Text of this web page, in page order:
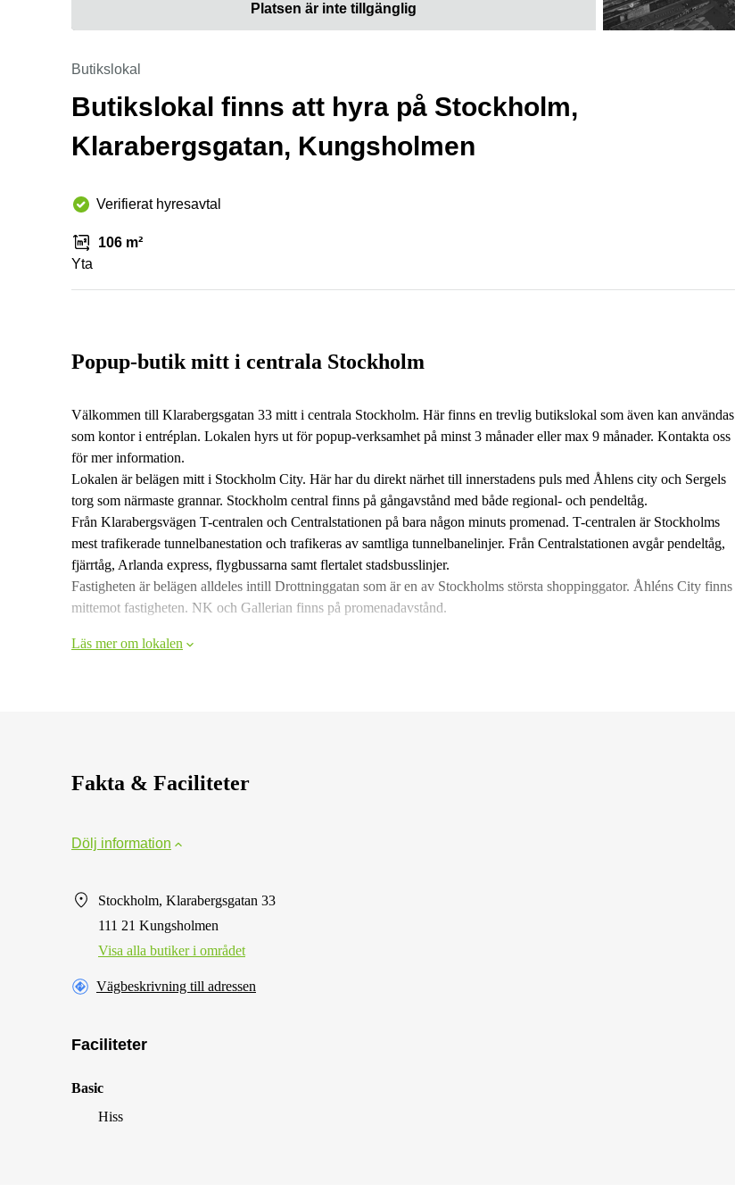
Platsen är inte tillgänglig
Butikslokal
Butikslokal finns att hyra på Stockholm,
Klarabergsgatan, Kungsholmen
Verifierat hyresavtal
106 m²
Yta
Popup-butik mitt i centrala Stockholm
Välkommen till Klarabergsgatan 33 mitt i centrala Stockholm. Här finns en trevlig butikslokal som även kan användas
som kontor i entréplan. Lokalen hyrs ut för popup-verksamhet på minst 3 månader eller max 9 månader. Kontakta oss
för mer information.
Lokalen är belägen mitt i Stockholm City. Här har du direkt närhet till innerstadens puls med Åhlens city och Sergels
torg som närmaste grannar. Stockholm central finns på gångavstånd med både regional- och pendeltåg.
Från Klarabergsvägen T-centralen och Centralstationen på bara någon minuts promenad. T-centralen är Stockholms
mest trafikerade tunnelbanestation och trafikeras av samtliga tunnelbanelinjer. Från Centralstationen avgår pendeltåg,
fjärrtåg, Arlanda express, flygbussarna samt flertalet stadsbusslinjer.
Fastigheten är belägen alldeles intill Drottninggatan som är en av Stockholms största shoppinggator. Åhléns City finns
mittemot fastigheten. NK och Gallerian finns på promenadavstånd.
Läs mer om lokalen
Fakta & Faciliteter
Dölj information
Stockholm, Klarabergsgatan 33
111 21 Kungsholmen
Visa alla butiker i området
Vägbeskrivning till adressen
Faciliteter
Basic
Hiss